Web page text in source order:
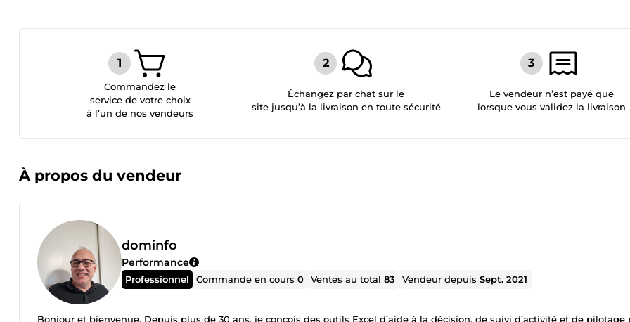
Commandez le
service de votre choix
à l’un de nos vendeurs
Échangez par chat sur le
site jusqu’à la livraison en toute sécurité
Le vendeur n’est payé que
lorsque vous validez la livraison
À propos du vendeur
dominfo
Performance
Professionnel Commande en cours0 Ventes au total83 Vendeur depuisSept. 2021
Bonjour et bienvenue, Depuis plus de 30 ans, je conçois des outils Excel d’aide à la décision, de suivi d’activité et de pilotage